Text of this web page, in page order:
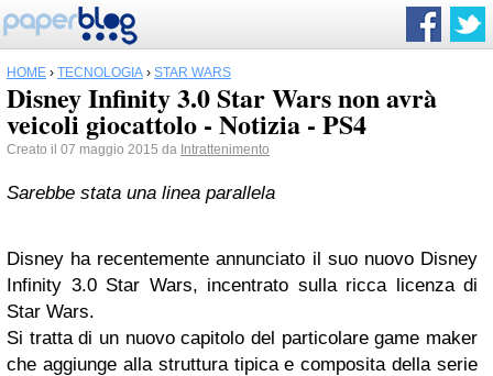
HOME › TECNOLOGIA › STAR WARS
Disney Infinity 3.0 Star Wars non avrà
veicoli giocattolo - Notizia - PS4
Creato il 07 maggio 2015 da Intrattenimento
Sarebbe stata una linea parallela
Disney ha recentemente annunciato il suo nuovo Disney
Infinity 3.0 Star Wars, incentrato sulla ricca licenza di
Star Wars.
Si tratta di un nuovo capitolo del particolare game maker
che aggiunge alla struttura tipica e composita della serie